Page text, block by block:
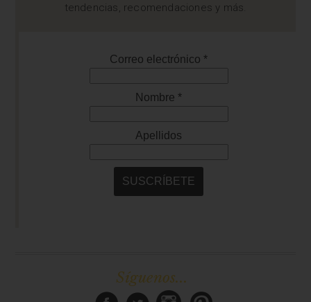
tendencias, recomendaciones y más.
Síguenos...